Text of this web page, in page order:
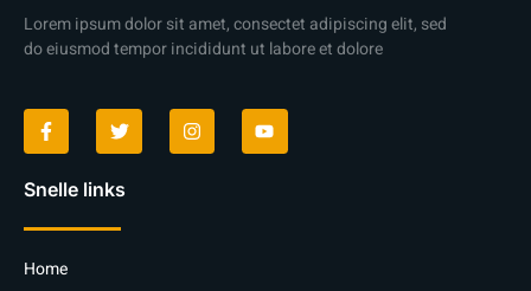
Lorem ipsum dolor sit amet, consectet adipiscing elit, sed
do eiusmod tempor incididunt ut labore et dolore
Snelle links
Home